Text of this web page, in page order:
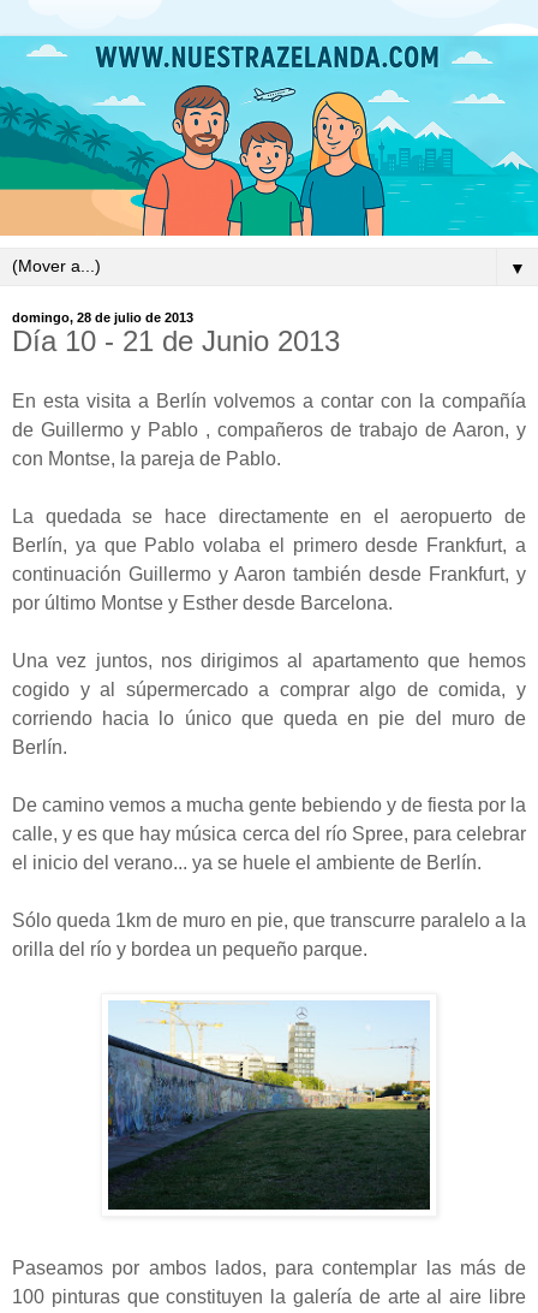
▼
domingo, 28 de julio de 2013
Día 10 - 21 de Junio 2013
En esta visita a Berlín volvemos a contar con la compañía
de Guillermo y Pablo , compañeros de trabajo de Aaron, y
con Montse, la pareja de Pablo.
La quedada se hace directamente en el aeropuerto de
Berlín, ya que Pablo volaba el primero desde Frankfurt, a
continuación Guillermo y Aaron también desde Frankfurt, y
por último Montse y Esther desde Barcelona.
Una vez juntos, nos dirigimos al apartamento que hemos
cogido y al súpermercado a comprar algo de comida, y
corriendo hacia lo único que queda en pie del muro de
Berlín.
De camino vemos a mucha gente bebiendo y de fiesta por la
calle, y es que hay música cerca del río Spree, para celebrar
el inicio del verano... ya se huele el ambiente de Berlín.
Sólo queda 1km de muro en pie, que transcurre paralelo a la
orilla del río y bordea un pequeño parque.
Paseamos por ambos lados, para contemplar las más de
100 pinturas que constituyen la galería de arte al aire libre